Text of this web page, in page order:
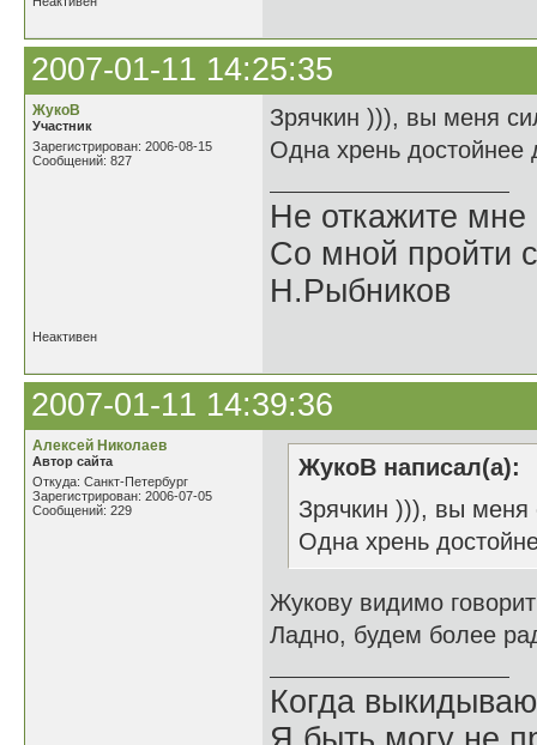
2007-01-11 14:25:35
ЖукоВ
Участник
Зарегистрирован: 2006-08-15
Сообщений: 827
Зрячкин ))), вы меня
Одна хрень достойнее
Не откажите мне
Со мной пройти
Н.Рыбников
Неактивен
2007-01-11 14:39:36
Алексей Николаев
Автор сайта
Откуда: Санкт-Петербург
Зарегистрирован: 2006-07-05
Сообщений: 229
ЖукоВ написал(а):
Зрячкин ))), вы меня
Одна хрень
Жукову видимо
Ладно, будем более
Когда